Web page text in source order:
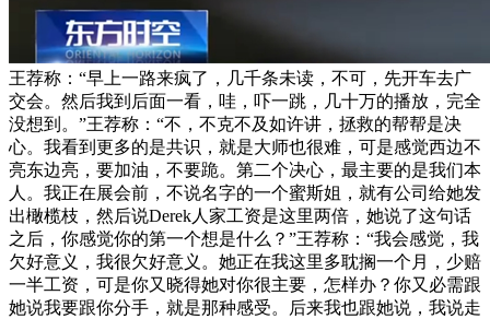
王荐称：“早上一路来疯了，几千条未读，不可，先开车去广
交会。然后我到后面一看，哇，吓一跳，几十万的播放，完全
没想到。”王荐称：“不，不克不及如许讲，拯救的帮帮是决
心。我看到更多的是共识，就是大师也很难，可是感觉西边不
亮东边亮，要加油，不要跪。第二个决心，最主要的是我们本
人。我正在展会前，不说名字的一个蜜斯姐，就有公司给她发
出橄榄枝，然后说Derek人家工资是这里两倍，她说了这句话
之后，你感觉你的第一个想是什么？”王荐称：“我会感觉，我
欠好意义，我很欠好意义。她正在我这里多耽搁一个月，少赔
一半工资，可是你又晓得她对你很主要，怎样办？你又必需跟
她说我要跟你分手，就是那种感受。后来我也跟她说，我说走